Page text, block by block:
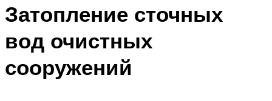
Затопление сточных
вод очистных
сооружений